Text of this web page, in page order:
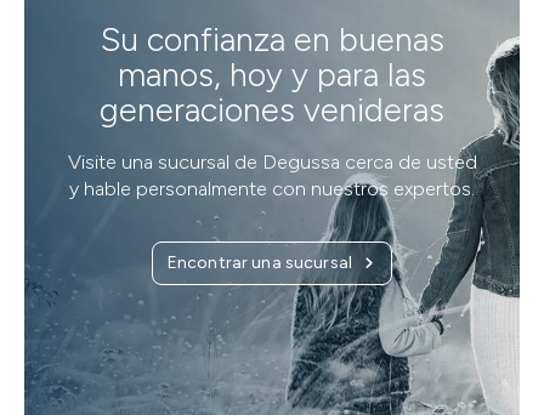
Su confianza en buenas
manos, hoy y para las
generaciones venideras
Visite una sucursal de Degussa cerca de usted
y hable personalmente con nuestros expertos.
Encontrar una sucursal